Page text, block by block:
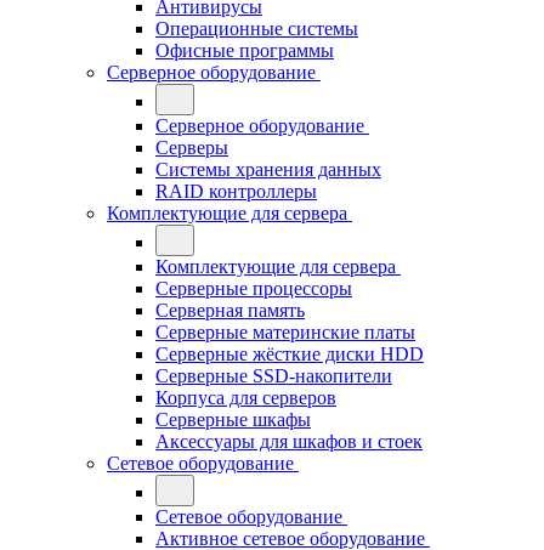
Антивирусы
Операционные системы
Офисные программы
Серверное оборудование
Серверное оборудование
Серверы
Системы хранения данных
RAID контроллеры
Комплектующие для сервера
Комплектующие для сервера
Серверные процессоры
Серверная память
Серверные материнские платы
Серверные жёсткие диски HDD
Серверные SSD-накопители
Корпуса для серверов
Серверные шкафы
Аксессуары для шкафов и стоек
Сетевое оборудование
Сетевое оборудование
Активное сетевое оборудование